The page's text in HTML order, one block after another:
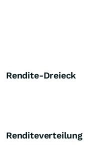
Rendite-Dreieck
Renditeverteilung